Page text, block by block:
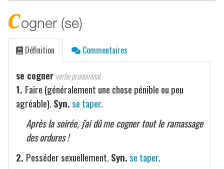
cogner (se)
Définition Commentaires
se cogner verbe pronominal.
1. Faire (généralement une chose pénible ou peu
agréable). Syn.se taper.
Après la soirée, j'ai dû me cogner tout le ramassage
des ordures !
2. Posséder sexuellement. Syn.se taper.